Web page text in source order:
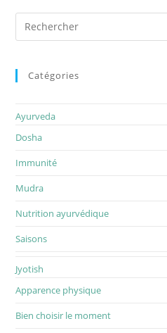
Catégories
Ayurveda
Dosha
Immunité
Mudra
Nutrition ayurvédique
Saisons
Jyotish
Apparence physique
Bien choisir le moment